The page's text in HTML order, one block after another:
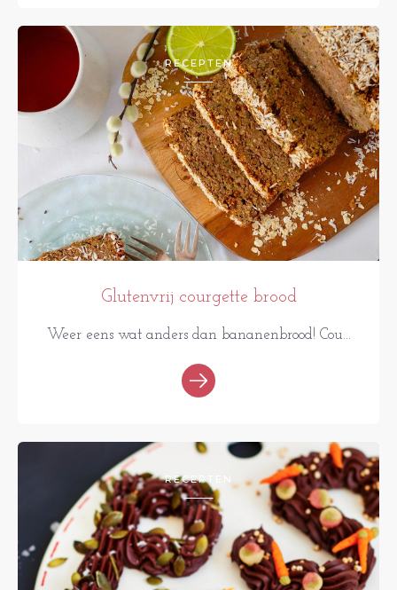
RECEPTEN
Glutenvrij courgette brood
Weer eens wat anders dan bananenbrood! Cou...
RECEPTEN